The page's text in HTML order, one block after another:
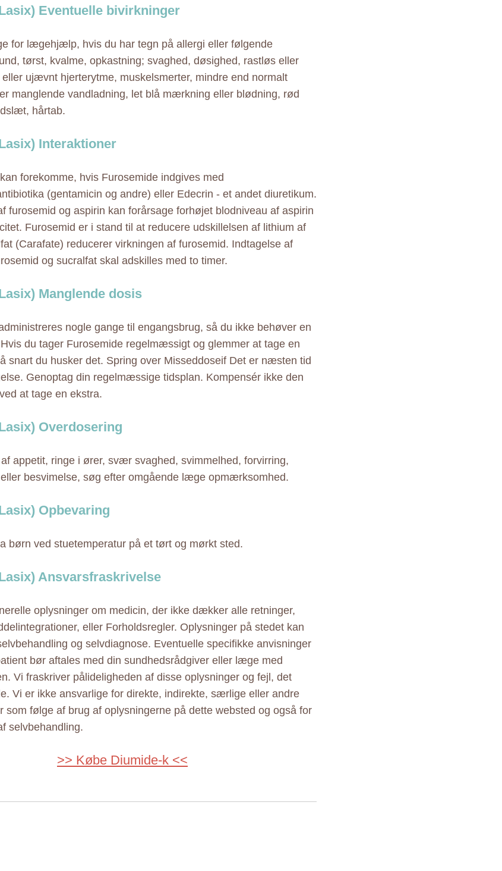
Eventuelle bivirkninger
for lægehjælp, hvis du har tegn på allergi eller følgende
tørst, kvalme, opkastning; svaghed, døsighed, rastløs eller
eller ujævnt hjerterytme, muskelsmerter, mindre end normalt
manglende vandladning, let blå mærkning eller blødning, rød
hårtab.
Interaktioner
forekomme, hvis Furosemide indgives med
(gentamicin og andre) eller Edecrin - et andet diuretikum.
furosemid og aspirin kan forårsage forhøjet blodniveau af aspirin
Furosemid er i stand til at reducere udskillelsen af lithium af
(Carafate) reducerer virkningen af furosemid. Indtagelse af
og sucralfat skal adskilles med to timer.
Manglende dosis
nogle gange til engangsbrug, så du ikke behøver en
du tager Furosemide regelmæssigt og glemmer at tage en
snart du husker det. Spring over Misseddoseif Det er næsten tid
Genoptag din regelmæssige tidsplan. Kompensér ikke den
at tage en ekstra.
Overdosering
appetit, ringe i ører, svær svaghed, svimmelhed, forvirring,
eller besvimelse, søg efter omgående læge opmærksomhed.
Opbevaring
børn ved stuetemperatur på et tørt og mørkt sted.
Ansvarsfraskrivelse
oplysninger om medicin, der ikke dækker alle retninger,
eller Forholdsregler. Oplysninger på stedet kan
og selvdiagnose. Eventuelle specifikke anvisninger
bør aftales med din sundhedsrådgiver eller læge med
Vi fraskriver pålideligheden af disse oplysninger og fejl, det
Vi er ikke ansvarlige for direkte, indirekte, særlige eller andre
som følge af brug af oplysningerne på dette websted og også for
selvbehandling.
>> Købe Diumide-k <<